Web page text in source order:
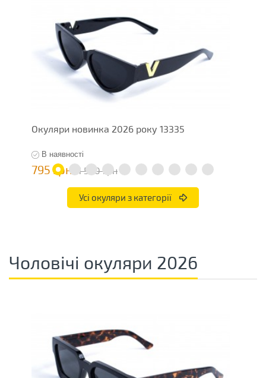
Окуляри новинка 2026 року 13335
В наявності
795 грн 1 590 грн
Усі окуляри з категорії
Чоловічі окуляри 2026